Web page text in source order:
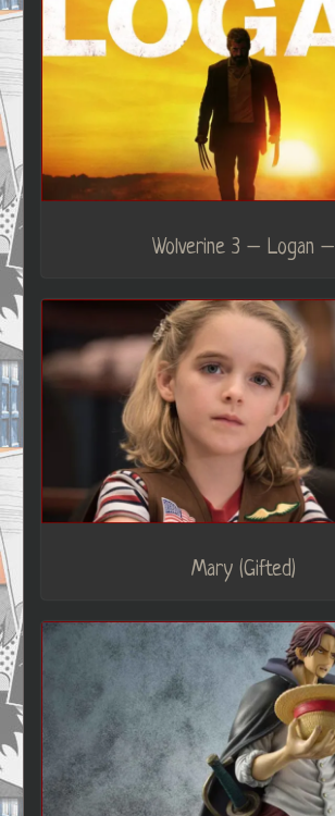
Wolverine 3 – Logan –
Mary (Gifted)